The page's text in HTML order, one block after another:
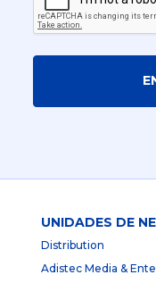
UNIDADES DE
Distribution
Adistec Media &